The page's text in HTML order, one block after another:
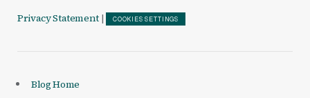
Privacy Statement | COOKIES SETTINGS
Blog Home